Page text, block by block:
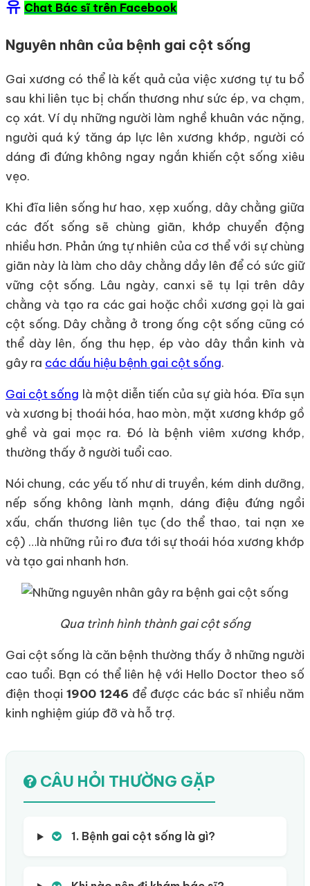
유 Chat Bác sĩ trên Facebook
Nguyên nhân của bệnh gai cột sống
Gai xương có thể là kết quả của việc xương tự tu bổ
sau khi liên tục bị chấn thương như sức ép, va chạm,
cọ xát. Ví dụ những người làm nghề khuân vác nặng,
người quá ký tăng áp lực lên xương khớp, người có
dáng đi đứng không ngay ngắn khiến cột sống xiêu
vẹo.
Khi đĩa liên sống hư hao, xẹp xuống, dây chằng giữa
các đốt sống sẽ chùng giãn, khớp chuyển động
nhiều hơn. Phản ứng tự nhiên của cơ thể với sự chùng
giãn này là làm cho dây chằng dầy lên để có sức giữ
vững cột sống. Lâu ngày, canxi sẽ tụ lại trên dây
chằng và tạo ra các gai hoặc chồi xương gọi là gai
cột sống. Dây chằng ở trong ống cột sống cũng có
thể dày lên, ống thu hẹp, ép vào dây thần kinh và
gây ra các dấu hiệu bệnh gai cột sống.
Gai cột sống là một diễn tiến của sự già hóa. Đĩa sụn
và xương bị thoái hóa, hao mòn, mặt xương khớp gồ
ghề và gai mọc ra. Đó là bệnh viêm xương khớp,
thường thấy ở người tuổi cao.
Nói chung, các yếu tố như di truyền, kém dinh dưỡng,
nếp sống không lành mạnh, dáng điệu đứng ngồi
xấu, chấn thương liên tục (do thể thao, tai nạn xe
cộ) …là những rủi ro đưa tới sự thoái hóa xương khớp
và tạo gai nhanh hơn.
Qua trình hình thành gai cột sống
Gai cột sống là căn bệnh thường thấy ở những người
cao tuổi. Bạn có thể liên hệ với Hello Doctor theo số
điện thoại 1900 1246 để được các bác sĩ nhiều năm
kinh nghiệm giúp đỡ và hỗ trợ.
CÂU HỎI THƯỜNG GẶP
1. Bệnh gai cột sống là gì?